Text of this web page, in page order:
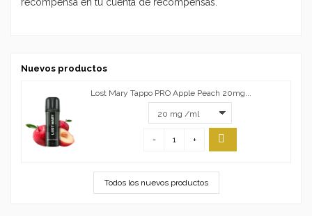
recompensa en tu cuenta de recompensas.
Nuevos productos
Lost Mary Tappo PRO Apple Peach 20mg...
- +
Todos los nuevos productos